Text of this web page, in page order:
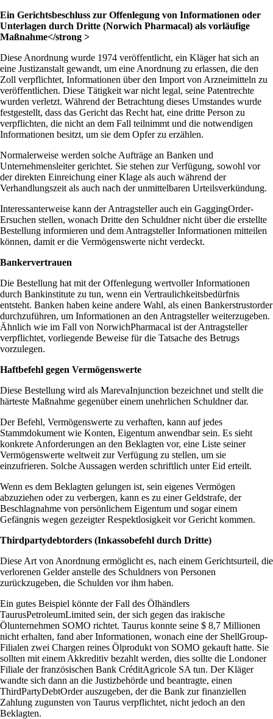
Ein Gerichtsbeschluss zur Offenlegung von Informationen oder
Unterlagen durch Dritte (Norwich Pharmacal) als vorläufige
Maßnahme</strong >
Diese Anordnung wurde 1974 veröffentlicht, ein Kläger hat sich an
eine Justizanstalt gewandt, um eine Anordnung zu erlassen, die den
Zoll verpflichtet, Informationen über den Import von Arzneimitteln zu
veröffentlichen. Diese Tätigkeit war nicht legal, seine Patentrechte
wurden verletzt. Während der Betrachtung dieses Umstandes wurde
festgestellt, dass das Gericht das Recht hat, eine dritte Person zu
verpflichten, die nicht an dem Fall teilnimmt und die notwendigen
Informationen besitzt, um sie dem Opfer zu erzählen.
Normalerweise werden solche Aufträge an Banken und
Unternehmensleiter gerichtet. Sie stehen zur Verfügung, sowohl vor
der direkten Einreichung einer Klage als auch während der
Verhandlungszeit als auch nach der unmittelbaren Urteilsverkündung.
Interessanterweise kann der Antragsteller auch ein GaggingOrder-
Ersuchen stellen, wonach Dritte den Schuldner nicht über die erstellte
Bestellung informieren und dem Antragsteller Informationen mitteilen
können, damit er die Vermögenswerte nicht verdeckt.
Bankervertrauen
Die Bestellung hat mit der Offenlegung wertvoller Informationen
durch Bankinstitute zu tun, wenn ein Vertraulichkeitsbedürfnis
entsteht. Banken haben keine andere Wahl, als einen Bankerstrustorder
durchzuführen, um Informationen an den Antragsteller weiterzugeben.
Ähnlich wie im Fall von NorwichPharmacal ist der Antragsteller
verpflichtet, vorliegende Beweise für die Tatsache des Betrugs
vorzulegen.
Haftbefehl gegen Vermögenswerte
Diese Bestellung wird als MarevaInjunction bezeichnet und stellt die
härteste Maßnahme gegenüber einem unehrlichen Schuldner dar.
Der Befehl, Vermögenswerte zu verhaften, kann auf jedes
Stammdokument wie Konten, Eigentum anwendbar sein. Es sieht
konkrete Anforderungen an den Beklagten vor, eine Liste seiner
Vermögenswerte weltweit zur Verfügung zu stellen, um sie
einzufrieren. Solche Aussagen werden schriftlich unter Eid erteilt.
Wenn es dem Beklagten gelungen ist, sein eigenes Vermögen
abzuziehen oder zu verbergen, kann es zu einer Geldstrafe, der
Beschlagnahme von persönlichem Eigentum und sogar einem
Gefängnis wegen gezeigter Respektlosigkeit vor Gericht kommen.
Thirdpartydebtorders (Inkassobefehl durch Dritte)
Diese Art von Anordnung ermöglicht es, nach einem Gerichtsurteil, die
verlorenen Gelder anstelle des Schuldners von Personen
zurückzugeben, die Schulden vor ihm haben.
Ein gutes Beispiel könnte der Fall des Ölhändlers
TaurusPetroleumLimited sein, der sich gegen das irakische
Ölunternehmen SOMO richtet. Taurus konnte seine $ 8,7 Millionen
nicht erhalten, fand aber Informationen, wonach eine der ShellGroup-
Filialen zwei Chargen reines Ölprodukt von SOMO gekauft hatte. Sie
sollten mit einem Akkreditiv bezahlt werden, dies sollte die Londoner
Filiale der französischen Bank CréditAgricole SA tun. Der Kläger
wandte sich dann an die Justizbehörde und beantragte, einen
ThirdPartyDebtOrder auszugeben, der die Bank zur finanziellen
Zahlung zugunsten von Taurus verpflichtet, nicht jedoch an den
Beklagten.